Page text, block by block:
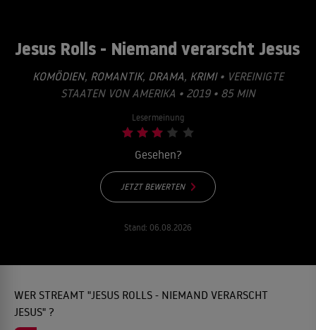
Jesus Rolls - Niemand verarscht Jesus
KOMÖDIEN, ROMANTIK, DRAMA, KRIMI• VEREINIGTE
STAATEN VON AMERIKA • 2019 • 85 MIN
Lesermeinung
Gesehen?
JETZT BEWERTEN
Stand: 06.08.2026
WER STREAMT "JESUS ROLLS - NIEMAND VERARSCHT
JESUS" ?